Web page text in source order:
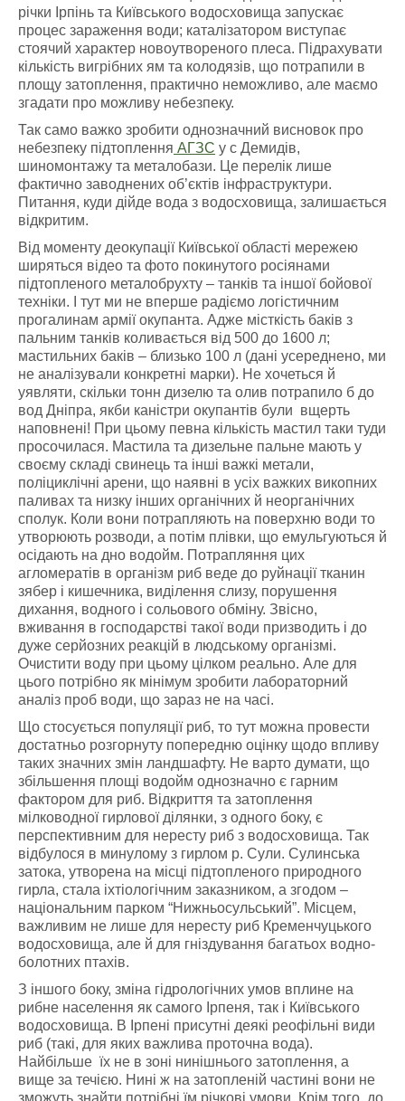
річки Ірпінь та Київського водосховища запускає
процес зараження води; каталізатором виступає
стоячий характер новоутвореного плеса. Підрахувати
кількість вигрібних ям та колодязів, що потрапили в
площу затоплення, практично неможливо, але маємо
згадати про можливу небезпеку.
Так само важко зробити однозначний висновок про
небезпеку підтоплення АГЗС у с Демидів,
шиномонтажу та металобази. Це перелік лише
фактично заводнених об’єктів інфраструктури.
Питання, куди дійде вода з водосховища, залишається
відкритим.
Від моменту деокупації Київської області мережею
ширяться відео та фото покинутого росіянами
підтопленого металобрухту – танків та іншої бойової
техніки. І тут ми не вперше радіємо логістичним
прогалинам армії окупанта. Адже місткість баків з
пальним танків коливається від 500 до 1600 л;
мастильних баків – близько 100 л (дані усереднено, ми
не аналізували конкретні марки). Не хочеться й
уявляти, скільки тонн дизелю та олив потрапило б до
вод Дніпра, якби каністри окупантів були вщерть
наповнені! При цьому певна кількість мастил таки туди
просочилася. Мастила та дизельне пальне мають у
своєму складі свинець та інші важкі метали,
поліциклічні арени, що наявні в усіх важких викопних
паливах та низку інших органічних й неорганічних
сполук. Коли вони потрапляють на поверхню води то
утворюють розводи, а потім плівки, що емульгуються й
осідають на дно водойм. Потрапляння цих
агломератів в організм риб веде до руйнації тканин
зябер і кишечника, виділення слизу, порушення
дихання, водного і сольового обміну. Звісно,
вживання в господарстві такої води призводить і до
дуже серйозних реакцій в людському організмі.
Очистити воду при цьому цілком реально. Але для
цього потрібно як мінімум зробити лабораторний
аналіз проб води, що зараз не на часі.
Що стосується популяції риб, то тут можна провести
достатньо розгорнуту попередню оцінку щодо впливу
таких значних змін ландшафту. Не варто думати, що
збільшення площі водойм однозначно є гарним
фактором для риб. Відкриття та затоплення
мілководної гирлової ділянки, з одного боку, є
перспективним для нересту риб з водосховища. Так
відбулося в минулому з гирлом р. Сули. Сулинська
затока, утворена на місці підтопленого природного
гирла, стала іхтіологічним заказником, а згодом –
національним парком “Нижньосульський”. Місцем,
важливим не лише для нересту риб Кременчуцького
водосховища, але й для гніздування багатьох водно-
болотних птахів.
З іншого боку, зміна гідрологічних умов вплине на
рибне населення як самого Ірпеня, так і Київського
водосховища. В Ірпені присутні деякі реофільні види
риб (такі, для яких важлива проточна вода).
Найбільше їх не в зоні нинішнього затоплення, а
вище за течією. Нині ж на затопленій частині вони не
зможуть знайти потрібні їм річкові умови. Крім того, до